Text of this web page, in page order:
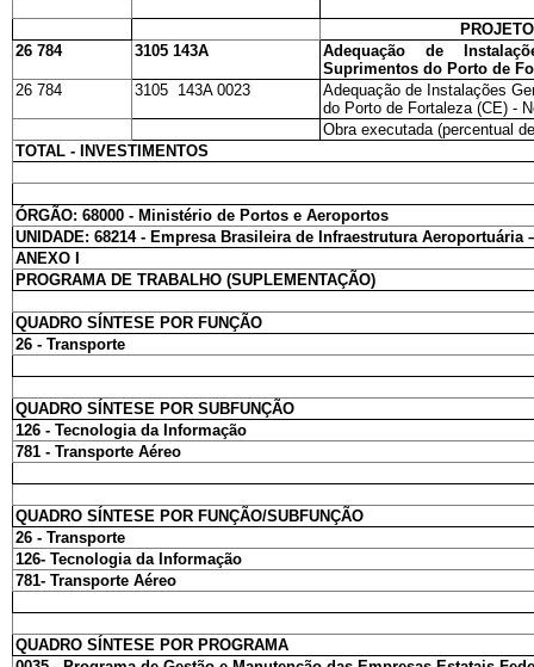
26 784
3105 143A
Adequação de
Suprimentos do Porto de
26 784
3105 143A 0023
Adequação de Instalações
do Porto de Fortaleza (CE) -
Obra executada (percentual
TOTAL - INVESTIMENTOS
ÓRGÃO: 68000 - Ministério de Portos e Aeroportos
UNIDADE: 68214 - Empresa Brasileira de Infraestrutura Aeroportuária
ANEXO I
PROGRAMA DE TRABALHO (SUPLEMENTAÇÃO)
QUADRO SÍNTESE POR FUNÇÃO
26 - Transporte
QUADRO SÍNTESE POR SUBFUNÇÃO
126 - Tecnologia da Informação
781 - Transporte Aéreo
QUADRO SÍNTESE POR FUNÇÃO/SUBFUNÇÃO
26 - Transporte
126- Tecnologia da Informação
781- Transporte Aéreo
QUADRO SÍNTESE POR PROGRAMA